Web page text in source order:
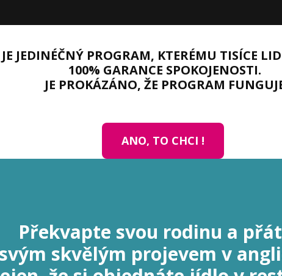
JEDINÉČNÝ PROGRAM, KTERÉMU TISÍCE
100% GARANCE SPOKOJENOSTI.
JE PROKÁZÁNO, ŽE PROGRAM
ANO, TO CHCI !
Překvapte svou rodinu a
svým skvělým projevem v